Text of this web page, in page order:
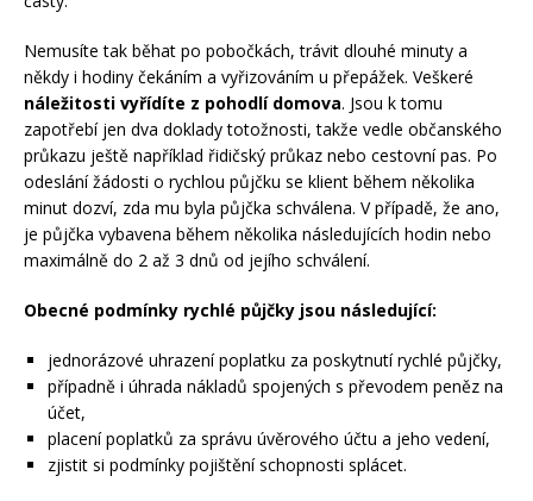
Nemusíte tak běhat po pobočkách, trávit dlouhé minuty a
někdy i hodiny čekáním a vyřizováním u přepážek. Veškeré
náležitosti vyřídíte z pohodlí domova. Jsou k tomu
zapotřebí jen dva doklady totožnosti, takže vedle občanského
průkazu ještě například řidičský průkaz nebo cestovní pas. Po
odeslání žádosti o rychlou půjčku se klient během několika
minut dozví, zda mu byla půjčka schválena. V případě, že ano,
je půjčka vybavena během několika následujících hodin nebo
maximálně do 2 až 3 dnů od jejího schválení.
Obecné podmínky rychlé půjčky jsou následující:
jednorázové uhrazení poplatku za poskytnutí rychlé půjčky,
případně i úhrada nákladů spojených s převodem peněz na
účet,
placení poplatků za správu úvěrového účtu a jeho vedení,
zjistit si podmínky pojištění schopnosti splácet.